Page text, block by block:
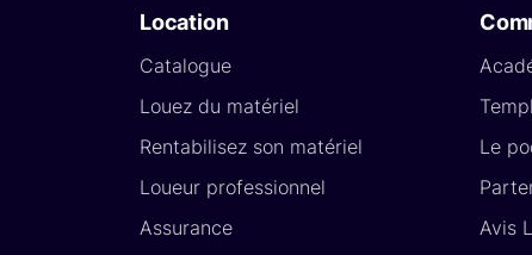
Location
Catalogue
Louez du matériel
Rentabilisez son matériel
Loueur professionnel
Assurance
Le
Avis